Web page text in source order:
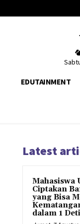
EDUTAINMENT
Latest
Mahasiswa
Ciptakan
yang Bisa
dalam 1